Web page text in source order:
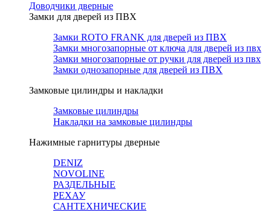
Доводчики дверные
Замки для дверей из ПВХ
Замки ROTO FRANK для дверей из ПВХ
Замки многозапорные от ключа для дверей из пвх
Замки многозапорные от ручки для дверей из пвх
Замки однозапорные для дверей из ПВХ
Замковые цилиндры и накладки
Замковые цилиндры
Накладки на замковые цилиндры
Нажимные гарнитуры дверные
DENIZ
NOVOLINE
РАЗДЕЛЬНЫЕ
РЕХАУ
САНТЕХНИЧЕСКИЕ